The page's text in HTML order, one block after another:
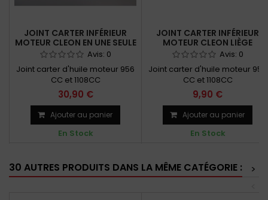
JOINT CARTER INFÉRIEUR
MOTEUR CLEON EN UNE SEULE
PARTIEAvis: 0
Joint carter d'huile moteur 956
CC et 1108CC
30,90 €
Ajouter au panier
En Stock
JOINT CARTER INFÉRIEUR
MOTEUR CLEON LIÈGE
Avis: 0
Joint carter d'huile moteur 956
CC et 1108CC
9,90 €
Ajouter au panier
En Stock
30 AUTRES PRODUITS DANS LA MÊME CATÉGORIE :
>